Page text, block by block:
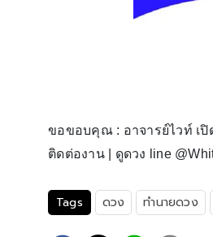
ขอขอบคุณ : อาจารย์ไวท์ เ
ติดต่องาน | ดูดวง line
Tags ดวง ทำนายดวง